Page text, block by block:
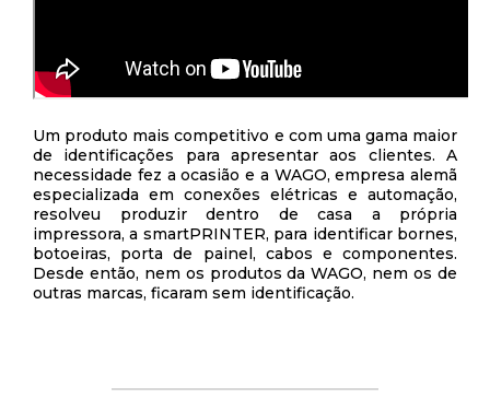
Um produto mais competitivo e com uma gama maior
de identificações para apresentar aos clientes. A
necessidade fez a ocasião e a WAGO, empresa alemã
especializada em conexões elétricas e automação,
resolveu produzir dentro de casa a própria
impressora, a smartPRINTER, para identificar bornes,
botoeiras, porta de painel, cabos e componentes.
Desde então, nem os produtos da WAGO, nem os de
outras marcas, ficaram sem identificação.